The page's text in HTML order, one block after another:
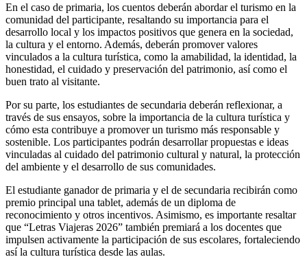
En el caso de primaria, los cuentos deberán abordar el turismo en la
comunidad del participante, resaltando su importancia para el
desarrollo local y los impactos positivos que genera en la sociedad,
la cultura y el entorno. Además, deberán promover valores
vinculados a la cultura turística, como la amabilidad, la identidad, la
honestidad, el cuidado y preservación del patrimonio, así como el
buen trato al visitante.
Por su parte, los estudiantes de secundaria deberán reflexionar, a
través de sus ensayos, sobre la importancia de la cultura turística y
cómo esta contribuye a promover un turismo más responsable y
sostenible. Los participantes podrán desarrollar propuestas e ideas
vinculadas al cuidado del patrimonio cultural y natural, la protección
del ambiente y el desarrollo de sus comunidades.
El estudiante ganador de primaria y el de secundaria recibirán como
premio principal una tablet, además de un diploma de
reconocimiento y otros incentivos. Asimismo, es importante resaltar
que “Letras Viajeras 2026” también premiará a los docentes que
impulsen activamente la participación de sus escolares, fortaleciendo
así la cultura turística desde las aulas.